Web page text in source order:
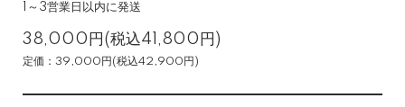
1～3営業日以内に発送
38,000円(税込41,800円)
定価：39,000円(税込42,900円)